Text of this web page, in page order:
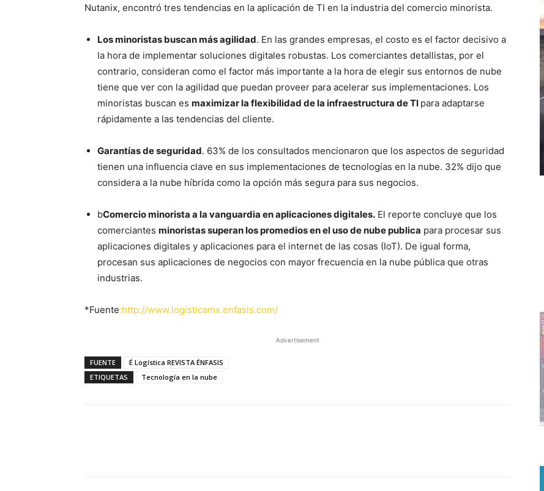
Nutanix, encontró tres tendencias en la aplicación de TI en la industria del comercio minorista.
Los minoristas buscan más agilidad. En las grandes empresas, el costo es el factor decisivo a
la hora de implementar soluciones digitales robustas. Los comerciantes detallistas, por el
contrario, consideran como el factor más importante a la hora de elegir sus entornos de nube
tiene que ver con la agilidad que puedan proveer para acelerar sus implementaciones. Los
minoristas buscan es maximizar la flexibilidad de la infraestructura de TI para adaptarse
rápidamente a las tendencias del cliente.
Garantías de seguridad. 63% de los consultados mencionaron que los aspectos de seguridad
tienen una influencia clave en sus implementaciones de tecnologías en la nube. 32% dijo que
considera a la nube híbrida como la opción más segura para sus negocios.
bComercio minorista a la vanguardia en aplicaciones digitales. El reporte concluye que los
comerciantes minoristas superan los promedios en el uso de nube publica para procesar sus
aplicaciones digitales y aplicaciones para el internet de las cosas (IoT). De igual forma,
procesan sus aplicaciones de negocios con mayor frecuencia en la nube pública que otras
industrias.
*Fuente:http://www.logisticamx.enfasis.com/
Advertisement
FUENTE
É Logística REVISTA ÉNFASIS
ETIQUETAS
Tecnología en la nube